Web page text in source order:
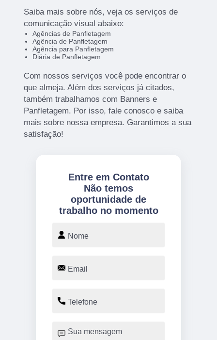
Saiba mais sobre nós, veja os serviços de
comunicação visual abaixo:
Agências de Panfletagem
Agência de Panfletagem
Agência para Panfletagem
Diária de Panfletagem
Com nossos serviços você pode encontrar o
que almeja. Além dos serviços já citados,
também trabalhamos com Banners e
Panfletagem. Por isso, fale conosco e saiba
mais sobre nossa empresa. Garantimos a sua
satisfação!
Entre em Contato
Não temos
oportunidade de
trabalho no momento